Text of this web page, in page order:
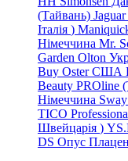
(Тайвань)
Італія )
Німеччина Mr.
Garden Olton
Buy Oster США
Beauty PROline
Німеччина Sway
TICO
Швейцарія )
DS Опус